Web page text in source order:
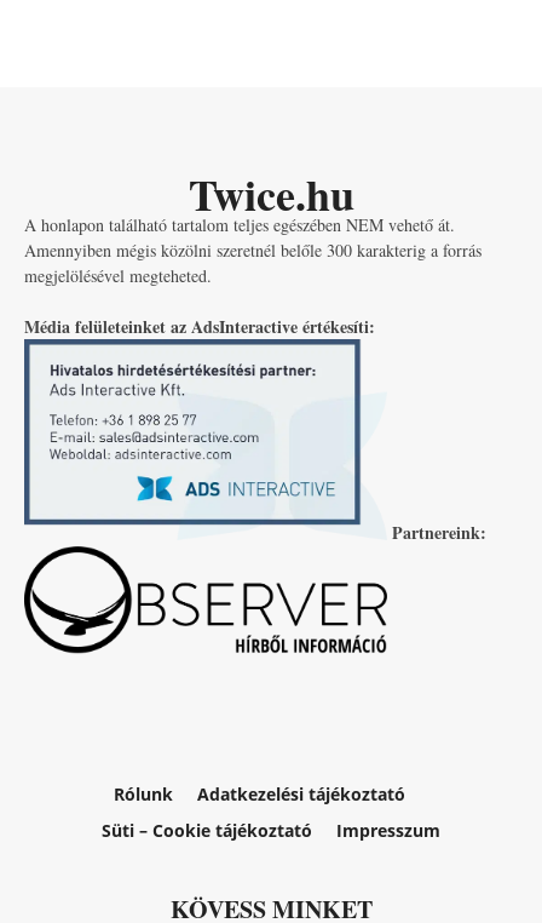
Twice.hu
A honlapon található tartalom teljes egészében NEM vehető át.
Amennyiben mégis közölni szeretnél belőle 300 karakterig a forrás
megjelölésével megteheted.
Média felületeinket az AdsInteractive értékesíti:
Partnereink:
Rólunk
Adatkezelési tájékoztató
Süti – Cookie tájékoztató
Impresszum
KÖVESS MINKET